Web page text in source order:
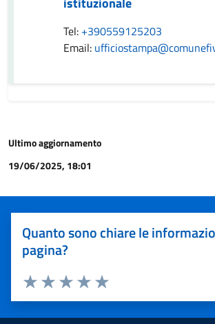
Tel: +390559125203
Email:
Ultimo aggiornamento
19/06/2025, 18:01
Quanto sono chiare le
pagina?
Valuta 5 stelle su 5
Valuta 4 stelle su 5
Valuta 3 stelle su 5
Valuta 2 stelle su 5
Valuta 1 stelle su 5